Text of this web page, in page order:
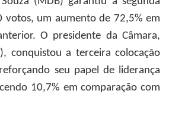
votos, um aumento de 72,5% em
O presidente da Câmara,
conquistou a terceira colocação
seu papel de liderança
10,7% em comparação com